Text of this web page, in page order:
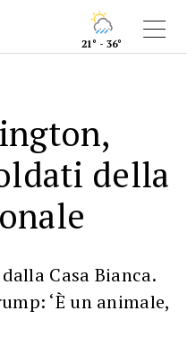
21° - 36°
della
Casa Bianca.
‘È un animale,